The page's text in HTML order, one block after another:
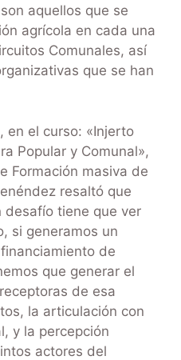
aquellos que se
agrícola en cada una
Comunales, así
que se han
en el curso: «Injerto
Popular y Comunal»,
Formación masiva de
resaltó que
desafío tiene que ver
si generamos un
de
que generar el
de esa
la articulación con
y la percepción
actores del